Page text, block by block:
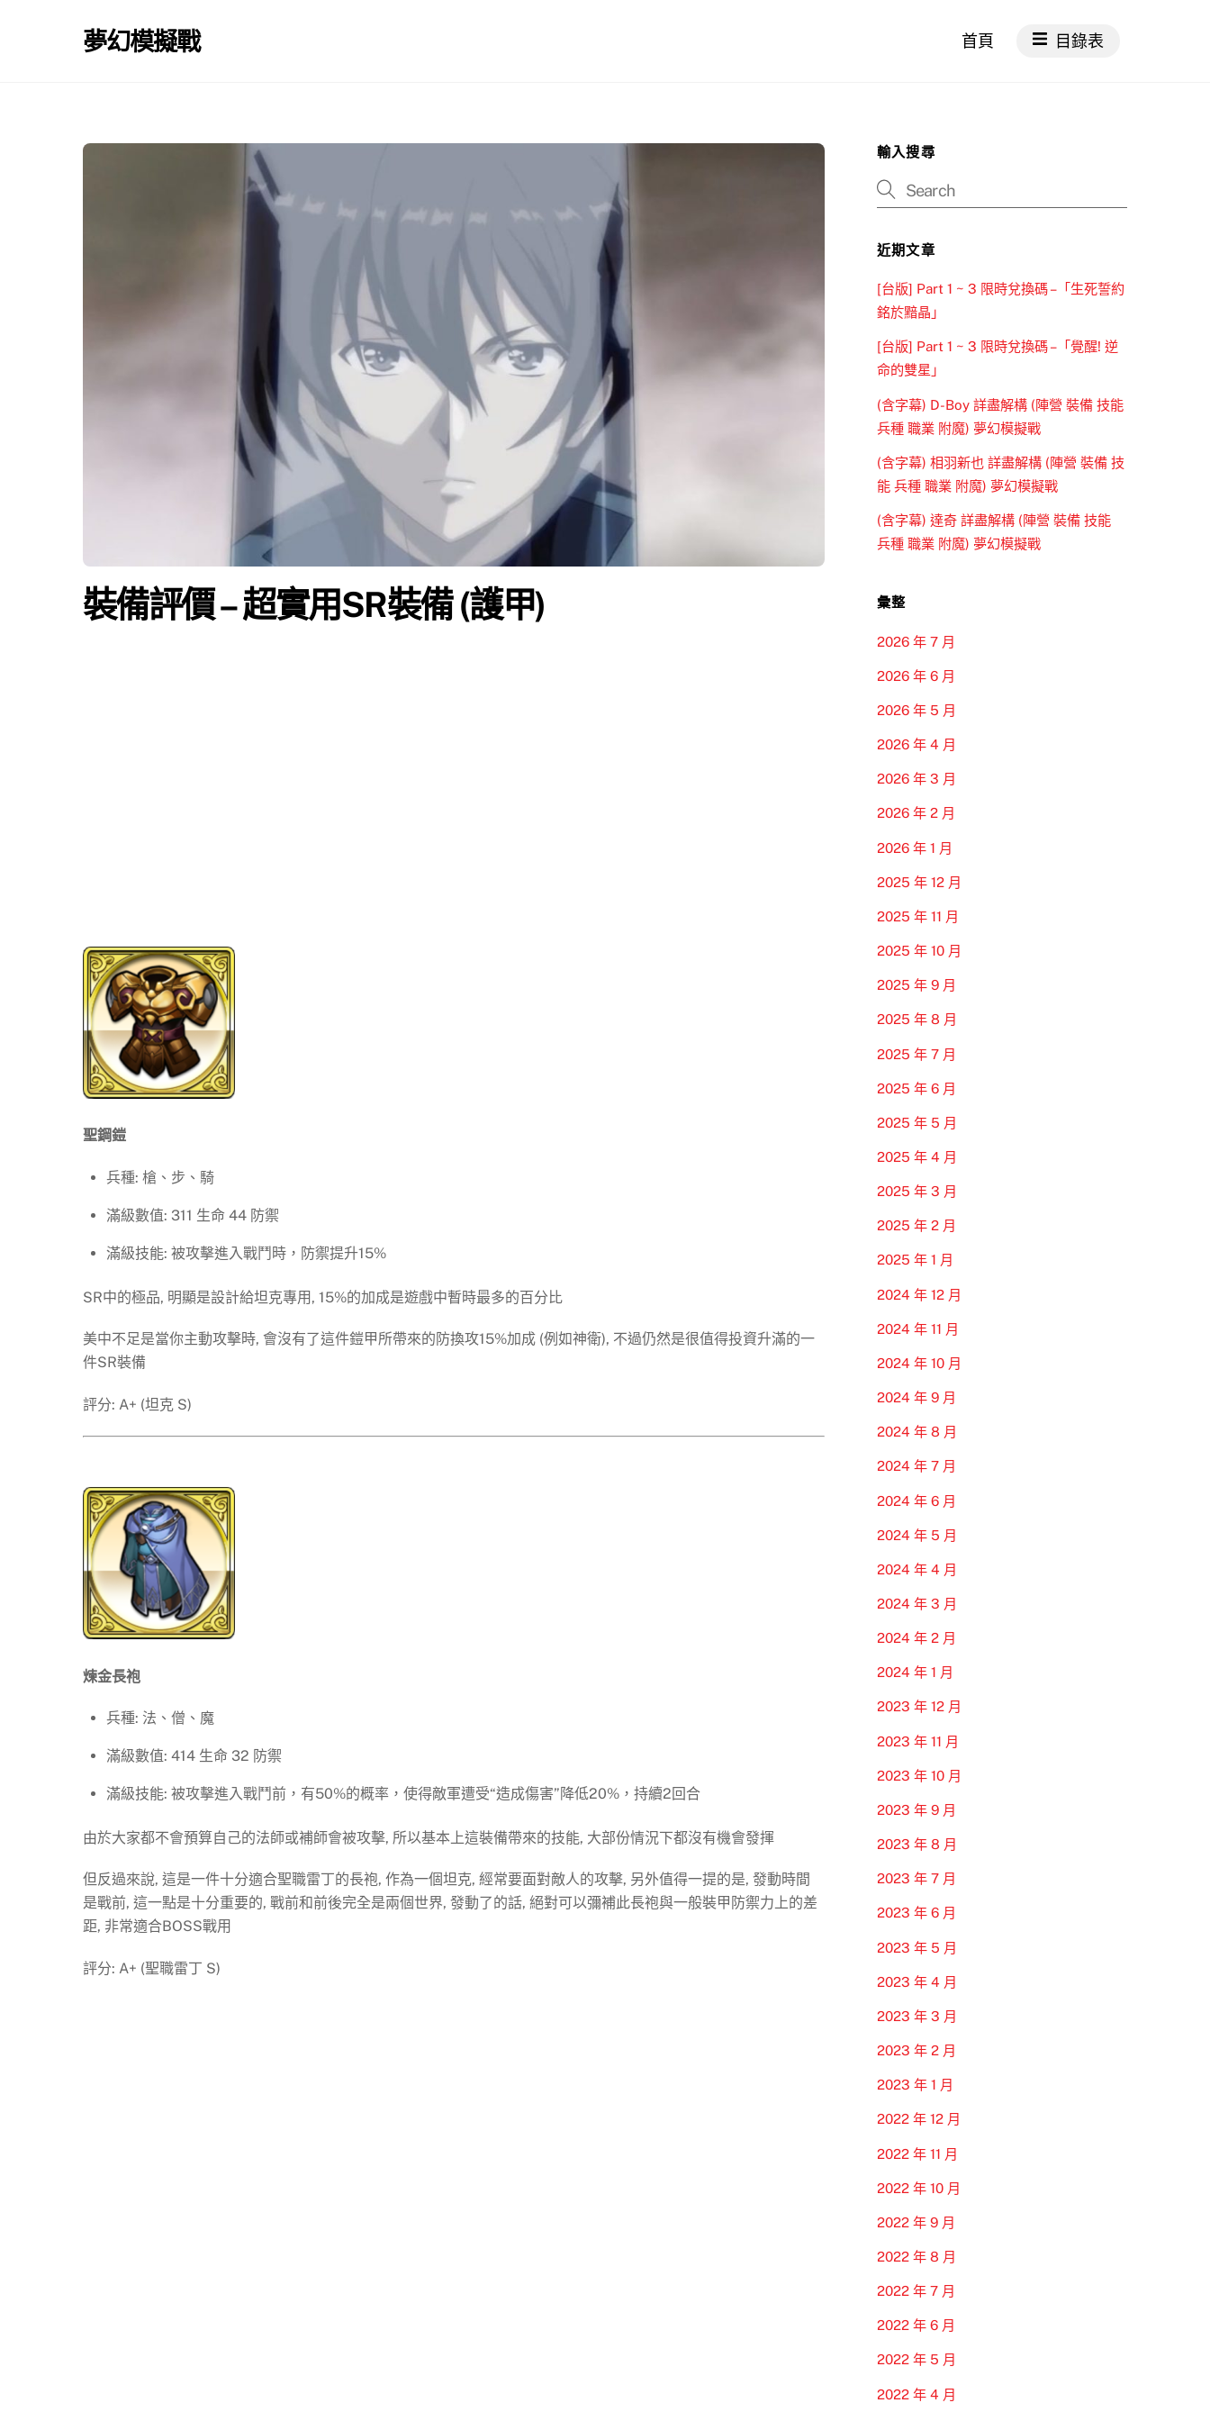
夢幻模擬戰 首頁 目錄表
裝備評價 – 超實用SR裝備 (護甲)
聖鋼鎧
兵種: 槍、步、騎
滿級數值: 311 生命 44 防禦
滿級技能: 被攻擊進入戰鬥時，防禦提升15%
SR中的極品, 明顯是設計給坦克專用, 15%的加成是遊戲中暫時最多的百分比
美中不足是當你主動攻擊時, 會沒有了這件鎧甲所帶來的防換攻15%加成 (例如神衛), 不過仍然是很值得投資升滿的一
件SR裝備
評分: A+ (坦克 S)
煉金長袍
兵種: 法、僧、魔
滿級數值: 414 生命 32 防禦
滿級技能: 被攻擊進入戰鬥前，有50%的概率，使得敵軍遭受“造成傷害”降低20%，持續2回合
由於大家都不會預算自己的法師或補師會被攻擊, 所以基本上這裝備帶來的技能, 大部份情況下都沒有機會發揮
但反過來說, 這是一件十分適合聖職雷丁的長袍, 作為一個坦克, 經常要面對敵人的攻擊, 另外值得一提的是, 發動時間
是戰前, 這一點是十分重要的, 戰前和前後完全是兩個世界, 發動了的話, 絕對可以彌補此長袍與一般裝甲防禦力上的差
距, 非常適合BOSS戰用
評分: A+ (聖職雷丁 S)
輸入搜尋
近期文章
[台版] Part 1 ~ 3 限時兌換碼 –「生死誓約
銘於黯晶」
[台版] Part 1 ~ 3 限時兌換碼 –「覺醒! 逆
命的雙星」
(含字幕) D-Boy 詳盡解構 (陣營 裝備 技能
兵種 職業 附魔) 夢幻模擬戰
(含字幕) 相羽新也 詳盡解構 (陣營 裝備 技
能 兵種 職業 附魔) 夢幻模擬戰
(含字幕) 達奇 詳盡解構 (陣營 裝備 技能
兵種 職業 附魔) 夢幻模擬戰
彙整
2026 年 7 月
2026 年 6 月
2026 年 5 月
2026 年 4 月
2026 年 3 月
2026 年 2 月
2026 年 1 月
2025 年 12 月
2025 年 11 月
2025 年 10 月
2025 年 9 月
2025 年 8 月
2025 年 7 月
2025 年 6 月
2025 年 5 月
2025 年 4 月
2025 年 3 月
2025 年 2 月
2025 年 1 月
2024 年 12 月
2024 年 11 月
2024 年 10 月
2024 年 9 月
2024 年 8 月
2024 年 7 月
2024 年 6 月
2024 年 5 月
2024 年 4 月
2024 年 3 月
2024 年 2 月
2024 年 1 月
2023 年 12 月
2023 年 11 月
2023 年 10 月
2023 年 9 月
2023 年 8 月
2023 年 7 月
2023 年 6 月
2023 年 5 月
2023 年 4 月
2023 年 3 月
2023 年 2 月
2023 年 1 月
2022 年 12 月
2022 年 11 月
2022 年 10 月
2022 年 9 月
2022 年 8 月
2022 年 7 月
2022 年 6 月
2022 年 5 月
2022 年 4 月